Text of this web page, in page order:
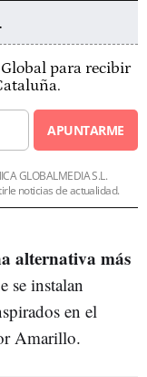
para recibir
APUNTARME
GLOBALMEDIA S.L.
noticias de actualidad.
alternativa más
se instalan
en el
Amarillo.